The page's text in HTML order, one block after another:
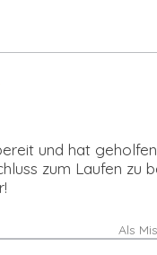
und hat
zum Laufen zu
Als